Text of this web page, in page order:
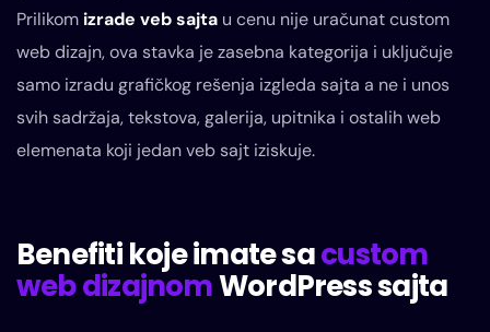
Prilikom izrade veb sajta u cenu nije uračunat custom
web dizajn, ova stavka je zasebna kategorija i uključuje
samo izradu grafičkog rešenja izgleda sajta a ne i unos
svih sadržaja, tekstova, galerija, upitnika i ostalih web
elemenata koji jedan veb sajt iziskuje.
Benefiti koje imate sacustom
web dizajnomWordPress sajta